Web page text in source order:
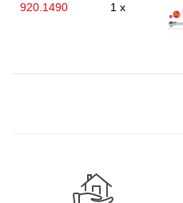
920.1490 1 x